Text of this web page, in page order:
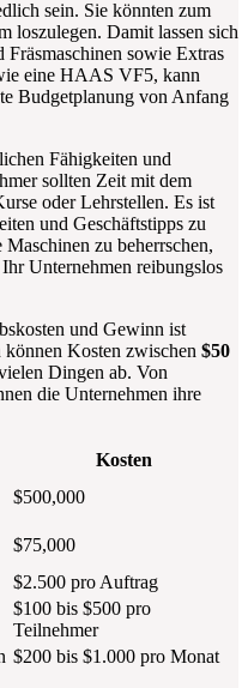
sein. Sie könnten zum
loszulegen. Damit lassen sich
sowie Extras
eine HAAS VF5, kann
Budgetplanung von Anfang
Fähigkeiten und
sollten Zeit mit dem
oder Lehrstellen. Es ist
und Geschäftstipps zu
zu beherrschen,
Unternehmen reibungslos
und Gewinn ist
Kosten zwischen $50
Dingen ab. Von
die Unternehmen ihre
Kosten
$500,000
$75,000
$2.500 pro Auftrag
$100 bis $500 pro
Teilnehmer
$200 bis $1.000 pro Monat